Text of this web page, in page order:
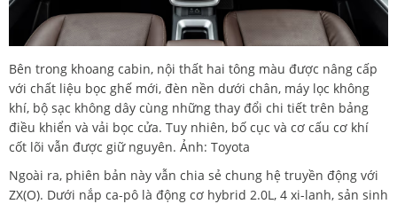
Bên trong khoang cabin, nội thất hai tông màu được nâng cấp
với chất liệu bọc ghế mới, đèn nền dưới chân, máy lọc không
khí, bộ sạc không dây cùng những thay đổi chi tiết trên bảng
điều khiển và vải bọc cửa. Tuy nhiên, bố cục và cơ cấu cơ khí
cốt lõi vẫn được giữ nguyên. Ảnh: Toyota
Ngoài ra, phiên bản này vẫn chia sẻ chung hệ truyền động với
ZX(O). Dưới nắp ca-pô là động cơ hybrid 2.0L, 4 xi-lanh, sản sinh